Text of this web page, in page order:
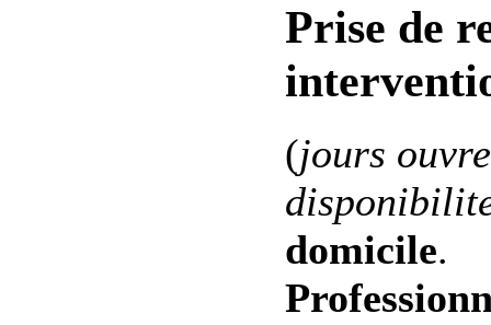
Prise de
(jours
domicile.